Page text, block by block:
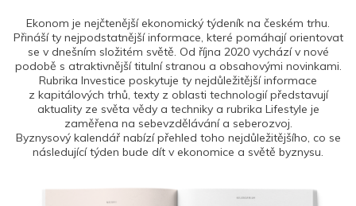
Ekonom je nejčtenější ekonomický týdeník na českém trhu.
Přináší ty nejpodstatnější informace, které pomáhají orientovat
se v dnešním složitém světě. Od října 2020 vychází v nové
podobě s atraktivnější titulní stranou a obsahovými novinkami.
Rubrika Investice poskytuje ty nejdůležitější informace
z kapitálových trhů, texty z oblasti technologií představují
aktuality ze světa vědy a techniky a rubrika Lifestyle je
zaměřena na sebevzdělávání a seberozvoj.
Byznysový kalendář nabízí přehled toho nejdůležitějšího, co se
následující týden bude dít v ekonomice a světě byznysu.